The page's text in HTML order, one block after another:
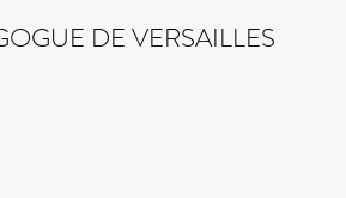
DE VERSAILLES